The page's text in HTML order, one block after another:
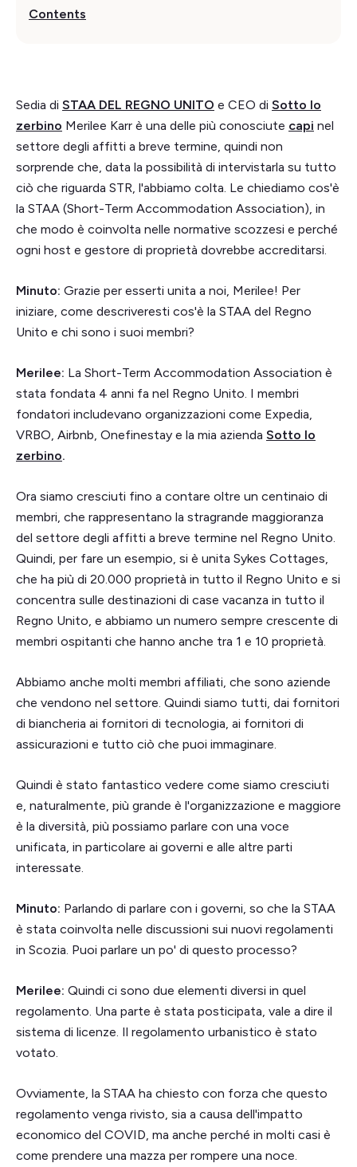
Contents
Sedia di STAA DEL REGNO UNITO e CEO di Sotto lo
zerbino Merilee Karr è una delle più conosciute capi nel
settore degli affitti a breve termine, quindi non
sorprende che, data la possibilità di intervistarla su tutto
ciò che riguarda STR, l'abbiamo colta. Le chiediamo cos'è
la STAA (Short-Term Accommodation Association), in
che modo è coinvolta nelle normative scozzesi e perché
ogni host e gestore di proprietà dovrebbe accreditarsi.
Minuto: Grazie per esserti unita a noi, Merilee! Per
iniziare, come descriveresti cos'è la STAA del Regno
Unito e chi sono i suoi membri?
Merilee: La Short-Term Accommodation Association è
stata fondata 4 anni fa nel Regno Unito. I membri
fondatori includevano organizzazioni come Expedia,
VRBO, Airbnb, Onefinestay e la mia azienda Sotto lo
zerbino.
Ora siamo cresciuti fino a contare oltre un centinaio di
membri, che rappresentano la stragrande maggioranza
del settore degli affitti a breve termine nel Regno Unito.
Quindi, per fare un esempio, si è unita Sykes Cottages,
che ha più di 20.000 proprietà in tutto il Regno Unito e si
concentra sulle destinazioni di case vacanza in tutto il
Regno Unito, e abbiamo un numero sempre crescente di
membri ospitanti che hanno anche tra 1 e 10 proprietà.
Abbiamo anche molti membri affiliati, che sono aziende
che vendono nel settore. Quindi siamo tutti, dai fornitori
di biancheria ai fornitori di tecnologia, ai fornitori di
assicurazioni e tutto ciò che puoi immaginare.
Quindi è stato fantastico vedere come siamo cresciuti
e, naturalmente, più grande è l'organizzazione e maggiore
è la diversità, più possiamo parlare con una voce
unificata, in particolare ai governi e alle altre parti
interessate.
Minuto: Parlando di parlare con i governi, so che la STAA
è stata coinvolta nelle discussioni sui nuovi regolamenti
in Scozia. Puoi parlare un po' di questo processo?
Merilee: Quindi ci sono due elementi diversi in quel
regolamento. Una parte è stata posticipata, vale a dire il
sistema di licenze. Il regolamento urbanistico è stato
votato.
Ovviamente, la STAA ha chiesto con forza che questo
regolamento venga rivisto, sia a causa dell'impatto
economico del COVID, ma anche perché in molti casi è
come prendere una mazza per rompere una noce.